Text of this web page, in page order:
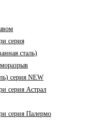
серия
сталь)
серия NEW
серия Астрал
серия Палермо